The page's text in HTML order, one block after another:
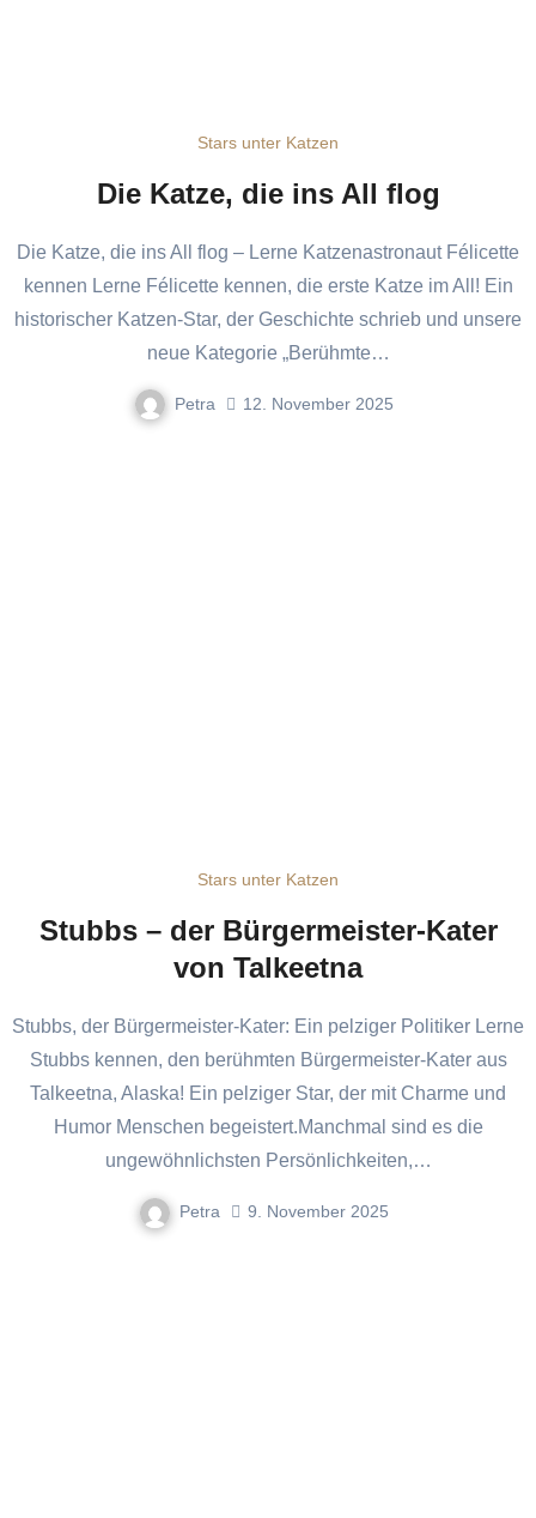
Stars unter Katzen
Die Katze, die ins All flog
Die Katze, die ins All flog – Lerne Katzenastronaut Félicette
kennen Lerne Félicette kennen, die erste Katze im All! Ein
historischer Katzen-Star, der Geschichte schrieb und unsere
neue Kategorie „Berühmte…
Petra 12. November 2025
Stars unter Katzen
Stubbs – der Bürgermeister-Kater
von Talkeetna
Stubbs, der Bürgermeister-Kater: Ein pelziger Politiker Lerne
Stubbs kennen, den berühmten Bürgermeister-Kater aus
Talkeetna, Alaska! Ein pelziger Star, der mit Charme und
Humor Menschen begeistert.Manchmal sind es die
ungewöhnlichsten Persönlichkeiten,…
Petra 9. November 2025